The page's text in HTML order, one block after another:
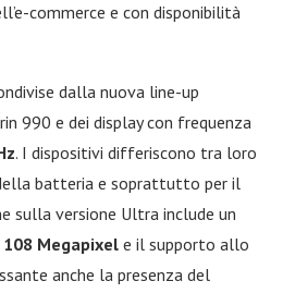
commerce e con disponibilità
dalla nuova line-up
990 e dei display con frequenza
. I dispositivi differiscono tra loro
batteria e soprattutto per il
sulla versione Ultra include un
108 Megapixel e il supporto allo
anche la presenza del